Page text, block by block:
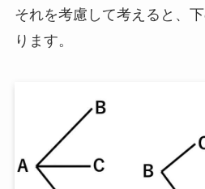
それを考慮して考えると、
ります。